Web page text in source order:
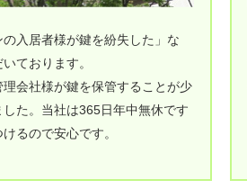
入居者様が鍵を紛失した」な
ております。
会社様が鍵を保管することが少
た。当社は365日年中無休です
るので安心です。